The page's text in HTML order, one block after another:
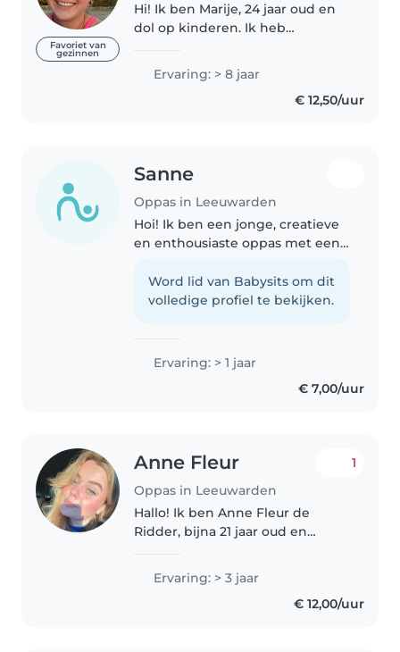
Favoriet van
gezinnen
Hi! Ik ben Marije, 24 jaar oud en
dol op kinderen. Ik heb
Momenteel zit ik in between
jobs, waardoor ik veel tijd over
heb om op te passen! In mijn
Ervaring: > 8 jaar
€ 12,50/uur
Sanne
Oppas in Leeuwarden
Hoi! Ik ben een jonge, creatieve
en enthousiaste oppas met een
ben comfortabel met huisdieren
en kan kinderen helpen met
Word lid van Babysits om dit
volledige profiel te bekijken.
Ervaring: > 1 jaar
€ 7,00/uur
Anne Fleur
Oppas in Leeuwarden
1
Hallo! Ik ben Anne Fleur de
Ridder, bijna 21 jaar oud en
lerarenopleiding Engels, ik ben
erg sociaal, houd van creatief
bezig zijn en heb een passie
Ervaring: > 3 jaar
€ 12,00/uur